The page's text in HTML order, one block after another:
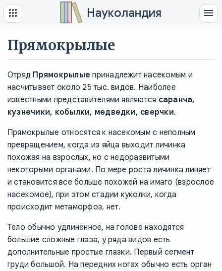
Науколандия
Прямокрылые
Отряд Прямокрылые принадлежит насекомым и
насчитывает около 25 тыс. видов. Наиболее
известными представителями являются саранча,
кузнечики, кобылки, медведки, сверчки.
Прямокрылые относятся к насекомым с неполным
превращением, когда из яйца выходит личинка
похожая на взрослых, но с недоразвитыми
некоторыми органами. По мере роста личинка линяет
и становится все больше похожей на имаго (взрослое
насекомое), при этом стадии куколки, когда
происходит метаморфоз, нет.
Тело обычно удлиненное, на голове находятся
большие сложные глаза, у ряда видов есть
дополнительные простые глазки. Первый сегмент
груди большой. На передних ногах обычно есть орган